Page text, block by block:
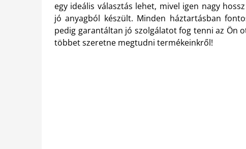
egy ideális választás lehet, mivel igen nagy
jó anyagból készült. Minden háztartásban
pedig garantáltan jó szolgálatot fog tenni az Ön
többet szeretne megtudni termékeinkről!